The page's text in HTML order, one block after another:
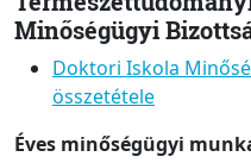
Minőségügyi
Doktori Iskola
összetétele
Éves minőségügyi